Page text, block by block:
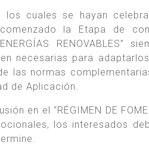
cuales se hayan
la Etapa de
RENOVABLES”
necesarias para
las normas
de Aplicación.
en el “RÉGIMEN DE
los interesados